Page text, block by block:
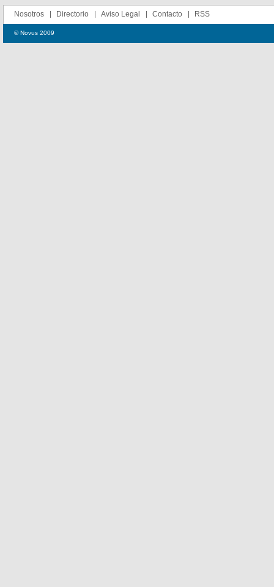
Nosotros Directorio Aviso Legal Contacto RSS
© Novus 2009